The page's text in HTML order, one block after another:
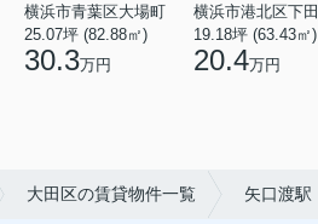
横浜市青葉区大場町
25.07坪 (82.88㎡)
30.3万円
19.18坪 (63.43㎡)
20.4万円
大田区の賃貸物件一覧 矢口渡駅